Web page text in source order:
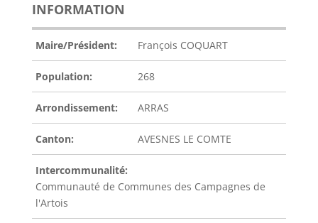
INFORMATION
Maire/Président: François COQUART
Population: 268
Arrondissement: ARRAS
Canton: AVESNES LE COMTE
Intercommunalité:
Communauté de Communes des Campagnes de
l'Artois